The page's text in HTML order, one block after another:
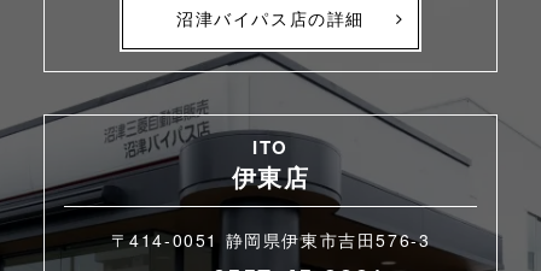
沼津バイパス店の詳細
ITO
伊東店
〒414-0051 静岡県伊東市吉田576-3